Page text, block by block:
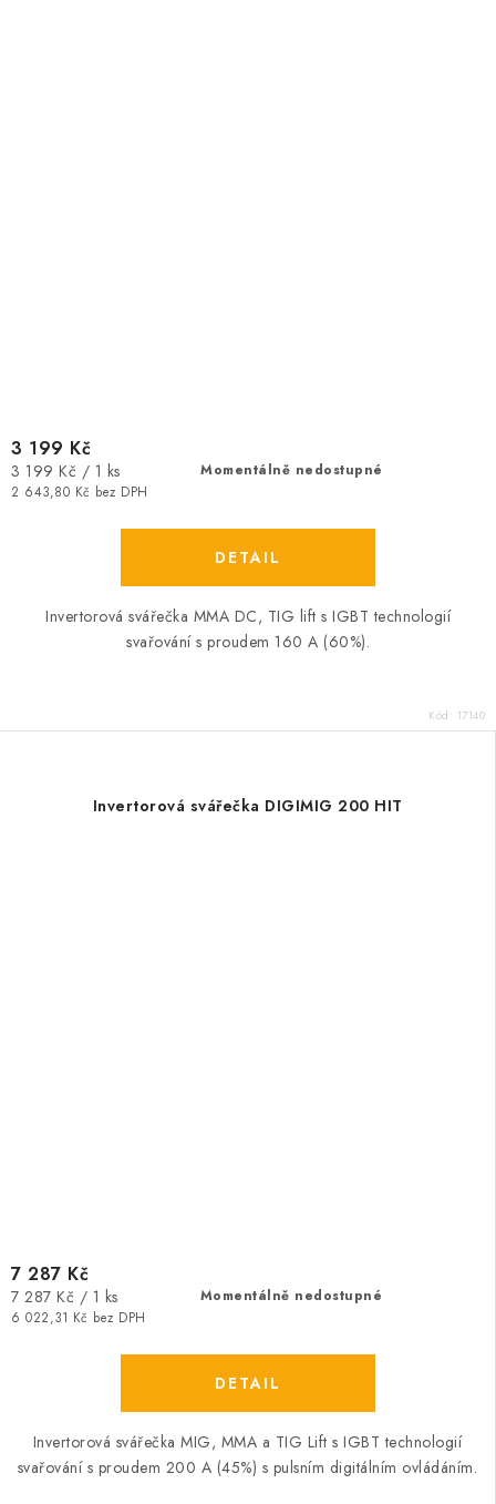
Momentálně nedostupné
2 643,80 Kč bez DPH
3 199 Kč
Měrná
cena:
3 199 Kč / 1 ks
Invertorová svářečka MMA DC, TIG lift s IGBT technologií
svařování s proudem 160 A (60%).
Kód: 17140
Invertorová svářečka DIGIMIG 200 HIT
Momentálně nedostupné
6 022,31 Kč bez DPH
7 287 Kč
Měrná
cena:
7 287 Kč / 1 ks
Invertorová svářečka MIG, MMA a TIG Lift s IGBT technologií
svařování s proudem 200 A (45%) s pulsním digitálním ovládáním.